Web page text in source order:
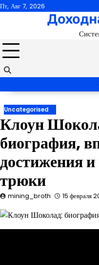
Перейти
Пт, Авг 7, 2026
Uncategorised
Клоун
биография,
достижения
трюки
mining_broth 15 февраля